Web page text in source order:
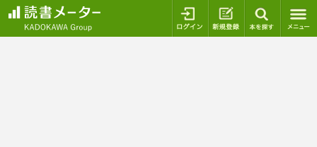
ログイン 新規登録